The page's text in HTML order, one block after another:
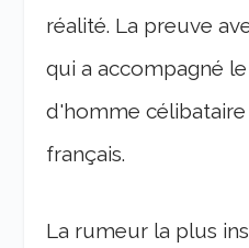
réalité. La preuve
qui a accompagné
d'homme
français.
La rumeur la plus